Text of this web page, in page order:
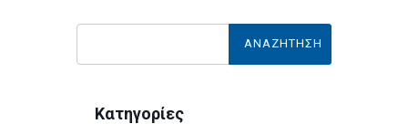
Κατηγορίες